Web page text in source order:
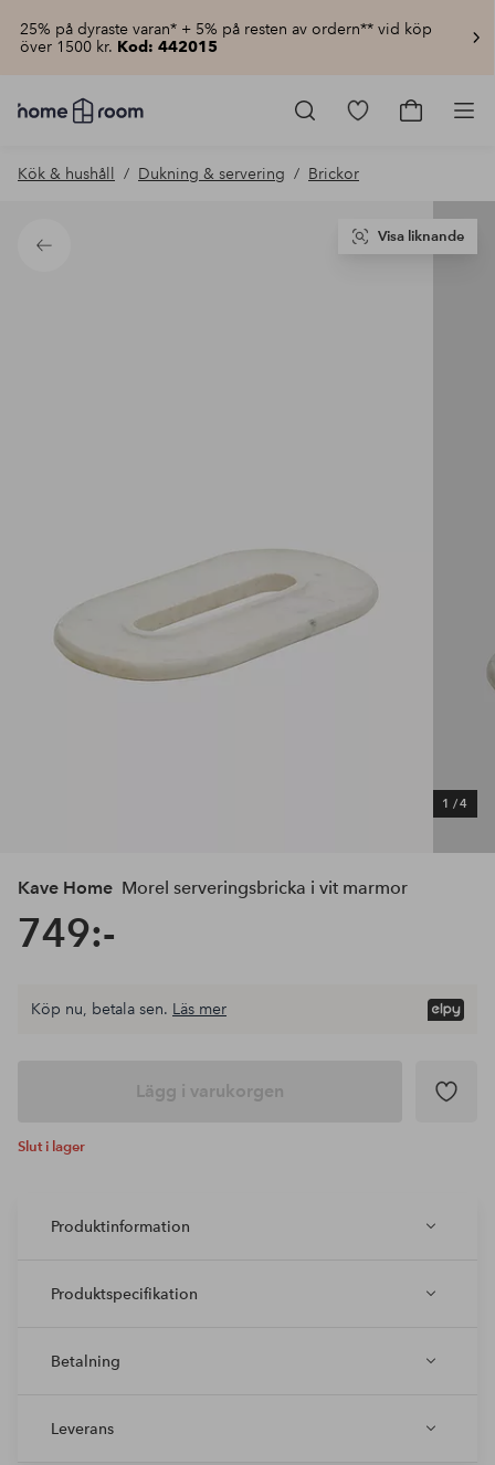
25% på dyraste varan* + 5% på resten av ordern** vid köp
över 1500 kr. Kod: 442015
Homeroom
–
hemmet
pris
Gå
produkter
Gå
Kök & hushåll Dukning & servering Brickor
Tillbaka
1 /4
Visa liknande
Kave Home Morel serveringsbricka i vit marmor
749:-
Köp nu, betala sen. Läs mer
Lägg i varukorgen
Slut i lager
Produktinformation
Produktspecifikation
Betalning
Leverans